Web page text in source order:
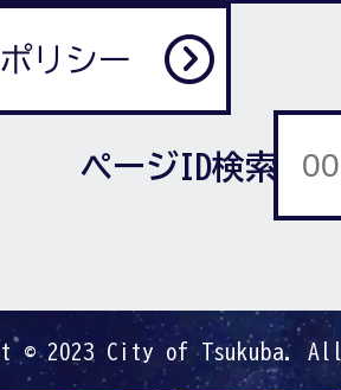
リシー
ページID検索
© 2023 City of Tsukuba.